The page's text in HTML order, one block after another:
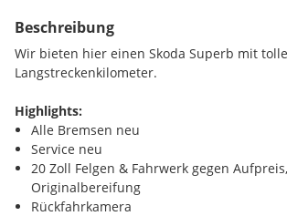
Beschreibung
Wir bieten hier einen Skoda Superb mit
Langstreckenkilometer.
Highlights:
Alle Bremsen neu
Service neu
20 Zoll Felgen & Fahrwerk gegen
Originalbereifung
Rückfahrkamera